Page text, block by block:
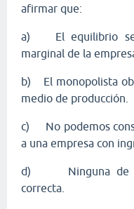
afirmar que:
a) El equilibrio
marginal de la
b) El monopolista
medio de producción.
c) No podemos
a una empresa con
d) Ninguna de
correcta.